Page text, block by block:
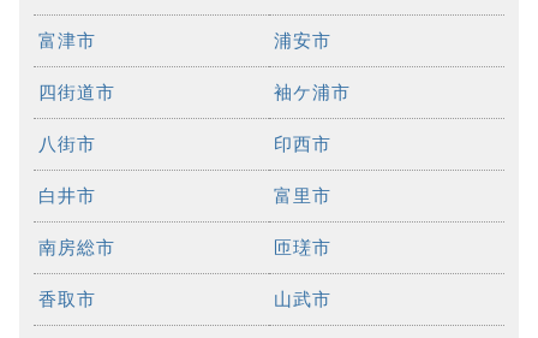
富津市 浦安市
四街道市 袖ケ浦市
八街市 印西市
白井市 富里市
南房総市 匝瑳市
香取市 山武市